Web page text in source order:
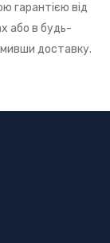
гарантією від
або в будь-
доставку.